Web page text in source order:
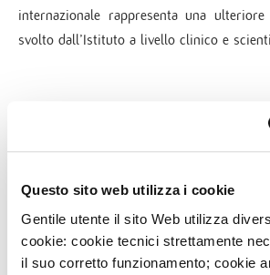
Questo sito web utilizza i cookie
Gentile utente il sito Web utilizza
cookie: cookie tecnici strettamente
il suo corretto funzionamento; cookie
internazionale rappresenta una
svolto dall’Istituto a livello clinico e
→ LEGGI LE ALTRE NOTIZIE & NOVITÀ